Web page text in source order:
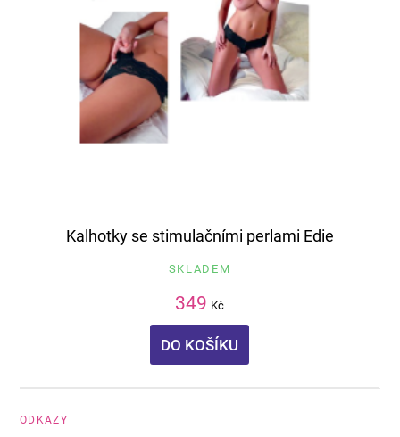
Kalhotky se stimulačními perlami Edie
SKLADEM
349 Kč
DO KOŠÍKU
ODKAZY